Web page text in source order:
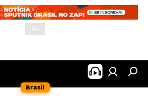
Brasil